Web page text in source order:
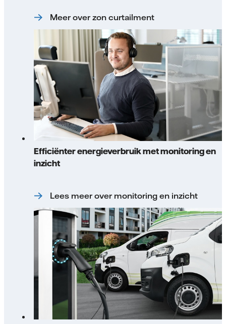
Meer over zon curtailment
Efficiënter energieverbruik met monitoring en
inzicht
Lees meer over monitoring en inzicht